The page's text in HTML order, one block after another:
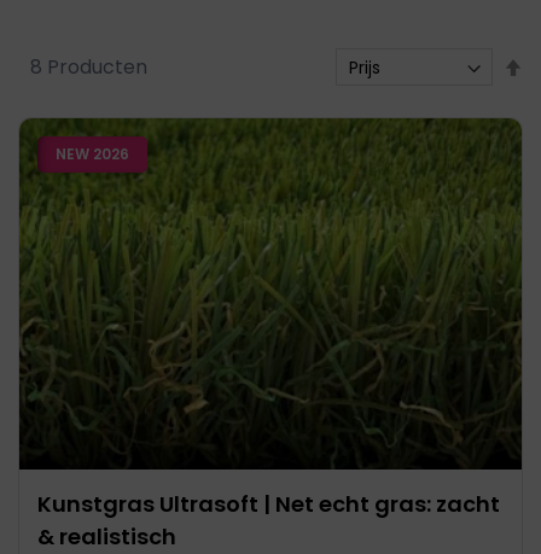
8 Producten
NEW 2026
Kunstgras Ultrasoft | Net echt gras: zacht
& realistisch